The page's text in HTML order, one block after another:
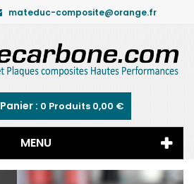
mateduc-composite@orange.fr
Panier : 0 Produits 0,00 €
MENU